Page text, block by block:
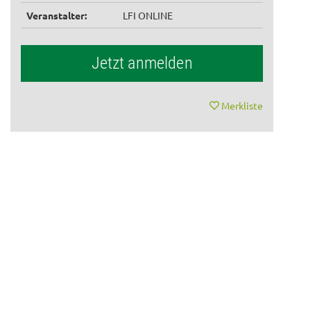
Veranstalter: LFI ONLINE
Jetzt anmelden
Merkliste